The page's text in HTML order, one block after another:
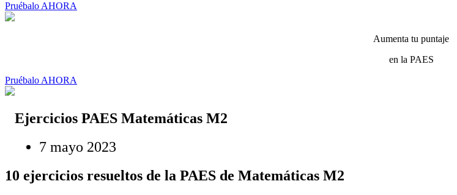
Pruébalo AHORA
Aumenta tu puntaje
en la PAES
Pruébalo AHORA
Ejercicios PAES Matemáticas M2
7 mayo 2023
10 ejercicios resueltos de la PAES de Matemáticas M2